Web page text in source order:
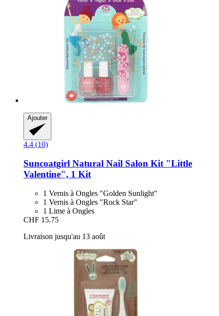
Ajouter
4.4 (10)
Suncoatgirl Natural Nail Salon Kit "Little
Valentine", 1 Kit
1 Vernis à Ongles "Golden Sunlight"
1 Vernis à Ongles "Rock Star"
1 Lime à Ongles
CHF 15.75
Livraison jusqu'au 13 août